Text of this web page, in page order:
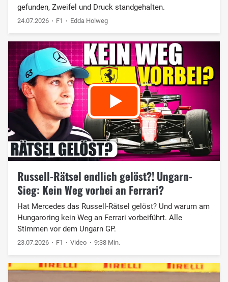
gefunden, Zweifel und Druck standgehalten.
24.07.2026 F1 Edda Holweg
Russell-Rätsel endlich gelöst?! Ungarn-
Sieg: Kein Weg vorbei an Ferrari?
Hat Mercedes das Russell-Rätsel gelöst? Und warum am
Hungaroring kein Weg an Ferrari vorbeiführt. Alle
Stimmen vor dem Ungarn GP.
23.07.2026 F1 Video 9:38 Min.